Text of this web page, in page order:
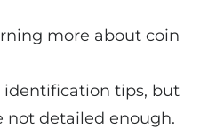
more about coin
identification tips, but
not detailed enough.